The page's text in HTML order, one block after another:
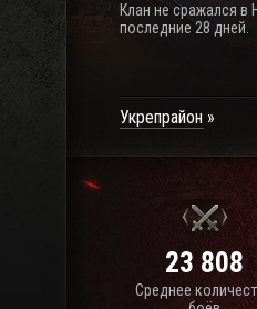
Клан не сражался в
последние 28 дней.
Укрепрайон
23 808
Среднее